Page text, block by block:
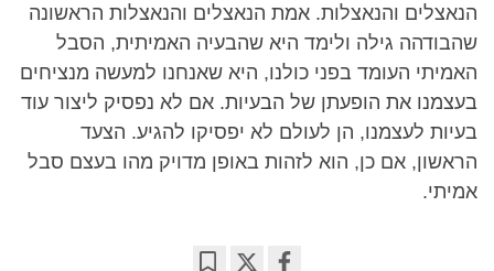
הנאצלים והנאצלות. אמת הנאצלים והנאצלות הראשונה
שהבודהה גילה ולימד היא שהבעיה האמיתית, הסבל
האמיתי העומד בפני כולנו, היא שאנחנו למעשה מנציחים
בעצמנו את הופעתן של הבעיות. אם לא נפסיק ליצור עוד
בעיות לעצמנו, הן לעולם לא יפסיקו להגיע. הצעד
הראשון, אם כן, הוא לזהות באופן מדויק מהו בעצם סבל
אמיתי.